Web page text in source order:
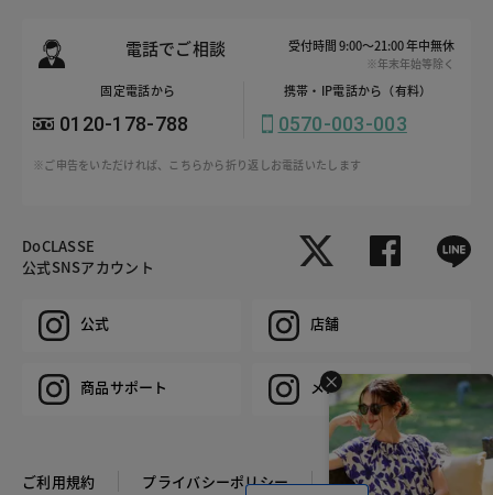
電話でご相談 受付時間 9:00～21:00 年中無休
※年末年始等除く
固定電話から
0120-178-788
携帯・IP電話から（有料）
0570-003-003
※ご申告をいただければ、こちらから折り返しお電話いたします
DoCLASSE
公式SNSアカウント
公式 店舗
商品サポート メンズ
ご利用規約 プライバシーポリシー